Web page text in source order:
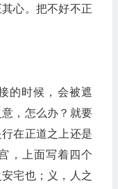
心。把不好不正
的时候，会被遮
，怎么办？就要
在正道之上还是
，上面写着四个
宅也；义，人之